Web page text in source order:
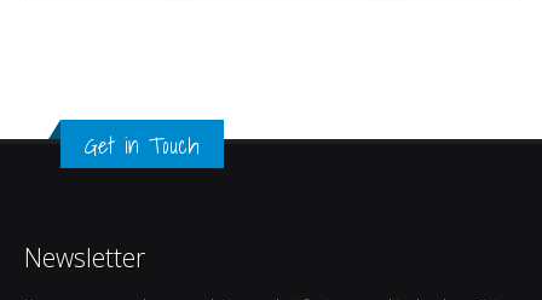
Get in Touch
Newsletter